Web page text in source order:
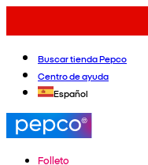
Buscar tienda Pepco
Centro de ayuda
Español
Folleto